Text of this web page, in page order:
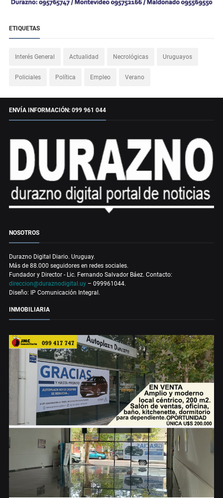
ETIQUETAS
Interés General Actualidad Necrológicas Uruguayos
Policiales Política Empleo Verano
ENVÍA INFORMACIÓN: 099 961 044
NOSOTROS
Durazno Digital Diario. Uruguay.
Más de 88.000 seguidores en redes sociales.
Fundador y Director - Lic. Fernando Salvador Báez. Contacto:
direccion@duraznodigital.uy – 099961044.
Diseño: IP Comunicación Integral.
INMOBILIARIA